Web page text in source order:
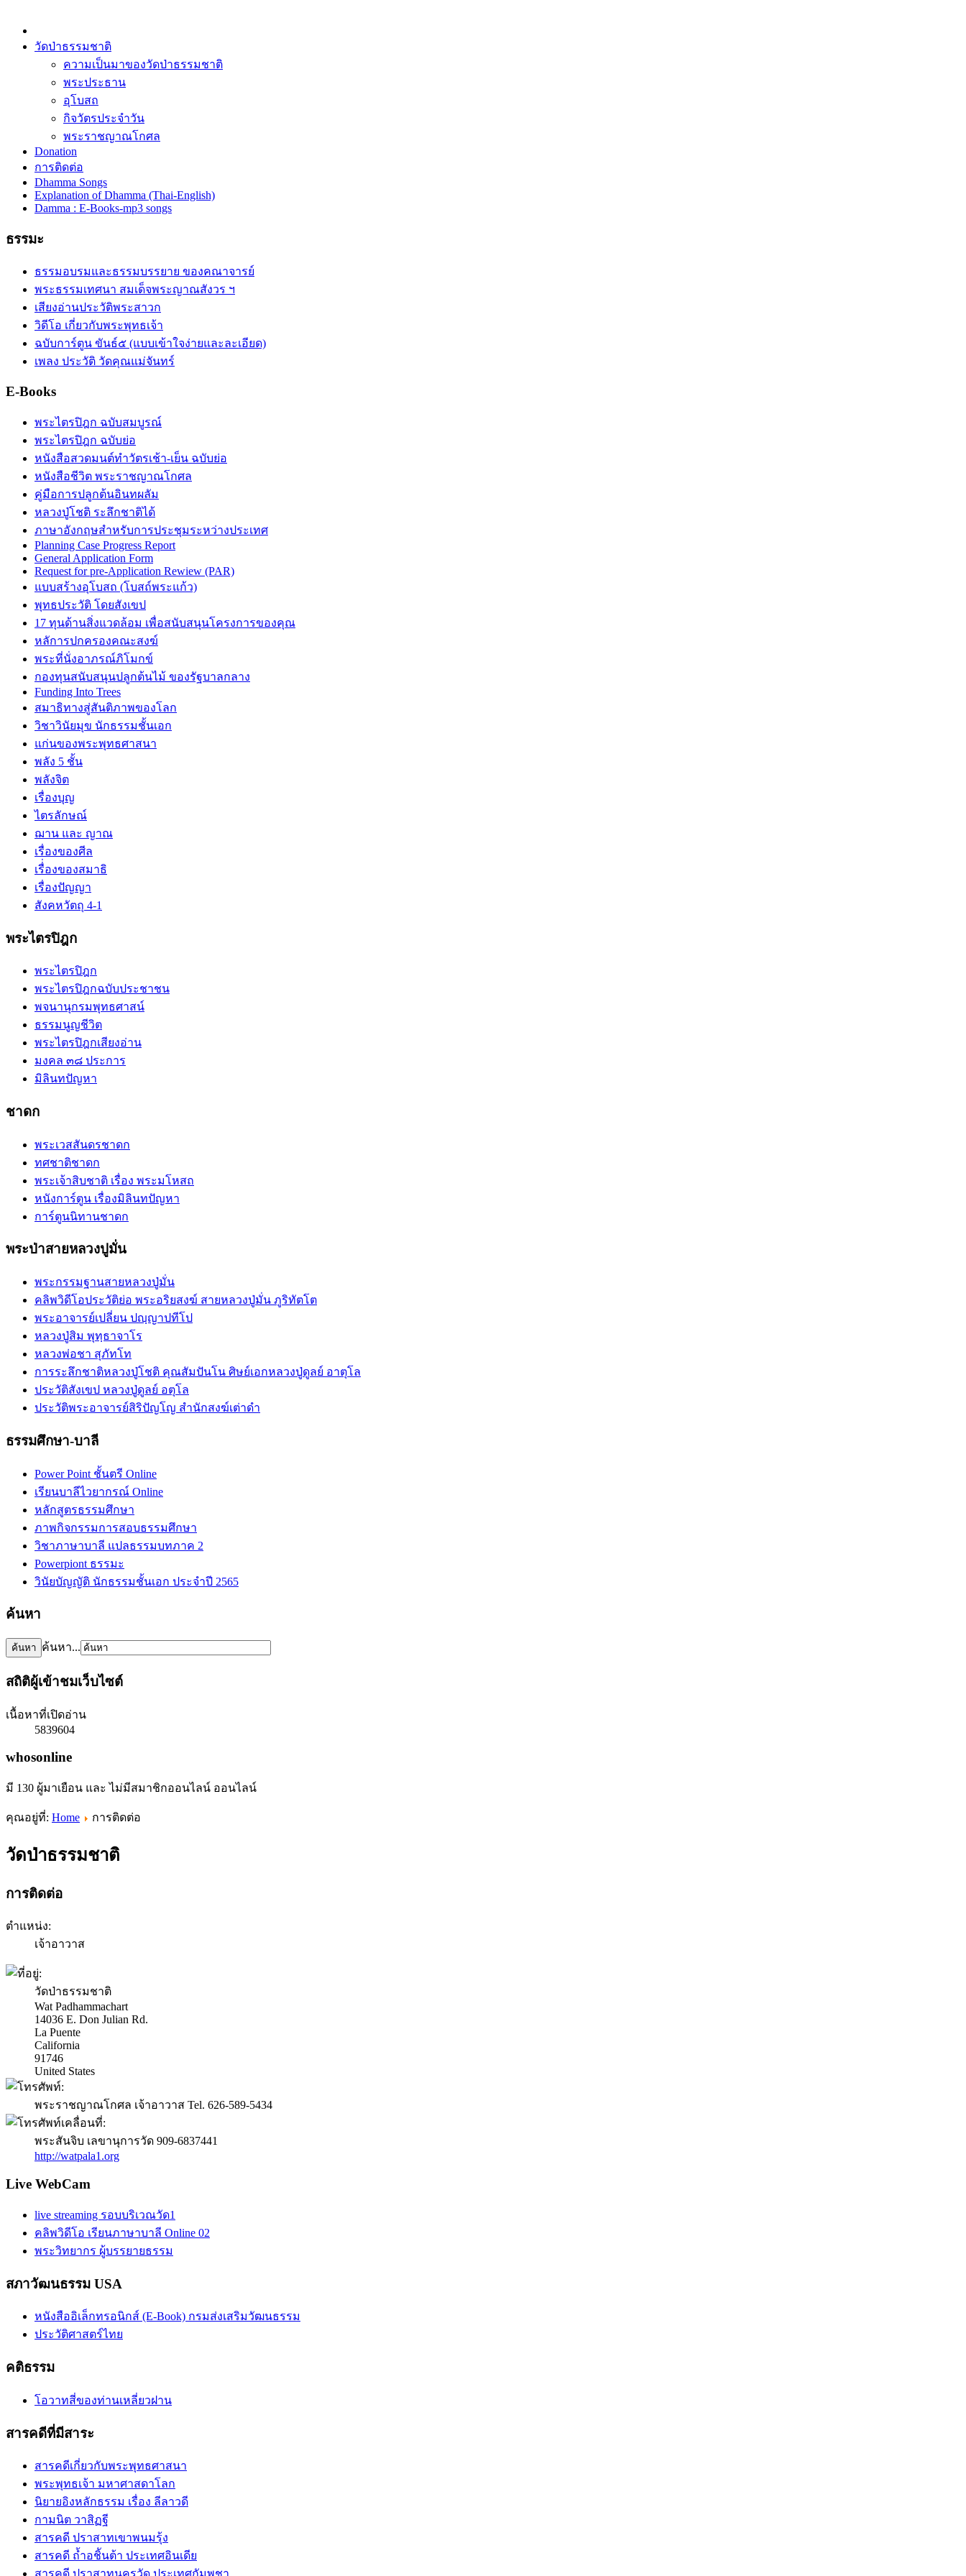
วัดป่าธรรมชาติ
ความเป็นมาของวัดป่าธรรมชาติ
พระประธาน
อุโบสถ
กิจวัตรประจำวัน
พระราชญาณโกศล
Donation
การติดต่อ
Dhamma Songs
Explanation of Dhamma (Thai-English)
Damma : E-Books-mp3 songs
ธรรมะ
ธรรมอบรมและธรรมบรรยาย ของคณาจารย์
พระธรรมเทศนา สมเด็จพระญาณสังวร ฯ
เสียงอ่านประวัติพระสาวก
วิดีโอ เกี่ยวกับพระพุทธเจ้า
ฉบับการ์ตูน ขันธ์๕ (แบบเข้าใจง่ายและละเอียด)
เพลง ประวัติ วัดคุณแม่จันทร์
E-Books
พระไตรปิฎก ฉบับสมบูรณ์
พระไตรปิฎก ฉบับย่อ
หนังสือสวดมนต์ทำวัตรเช้า-เย็น ฉบับย่อ
หนังสือชีวิต พระราชญาณโกศล
คู่มือการปลูกต้นอินทผลัม
หลวงปู่โชติ ระลึกชาติได้
ภาษาอังกฤษสำหรับการประชุมระหว่างประเทศ
Planning Case Progress Report
General Application Form
Request for pre-Application Rewiew (PAR)
แบบสร้างอุโบสถ (โบสถ์พระแก้ว)
พุทธประวัติ โดยสังเขป
17 ทุนด้านสิ่งแวดล้อม เพื่อสนับสนุนโครงการของคุณ
หลัการปกครองคณะสงฆ์
พระที่นั่งอาภรณ์ภิโมกข์
กองทุนสนับสนุนปลูกต้นไม้ ของรัฐบาลกลาง
Funding Into Trees
สมาธิทางสู่สันติภาพของโลก
วิชาวินัยมุข นักธรรมชั้นเอก
แก่นของพระพุทธศาสนา
พลัง 5 ชั้น
พลังจิต
เรื่องบุญ
ไตรลักษณ์
ฌาน และ ญาณ
เรื่องของศีล
เรื่่องของสมาธิ
เรื่องปัญญา
สังคหวัตถุ 4-1
พระไตรปิฎก
พระไตรปิฎก
พระไตรปิฎกฉบับประชาชน
พจนานุกรมพุทธศาสน์
ธรรมนูญชีวิต
พระไตรปิฎกเสียงอ่าน
มงคล ๓๘ ประการ
มิลินทปัญหา
ชาดก
พระเวสสันดรชาดก
ทศชาติชาดก
พระเจ้าสิบชาติ เรื่อง พระมโหสถ
หนังการ์ตูน เรื่องมิลินทปัญหา
การ์ตูนนิทานชาดก
พระป่าสายหลวงปูมั่น
พระกรรมฐานสายหลวงปู่มั่น
คลิพวิดีโอประวัติย่อ พระอริยสงฆ์ สายหลวงปู่มั่น ภูริทัตโต
พระอาจารย์เปลี่ยน ปญฺญาปทีโป
หลวงปู่สิม พุทฺธาจาโร
หลวงพ่อชา สุภัทโท
การระลึกชาติหลวงปู่โชติ คุณสัมปันโน ศิษย์เอกหลวงปู่ดูลย์ อาตุโล
ประวัติสังเขป หลวงปู่ดูลย์ อตุโล
ประวัติ​พระ​อาจารย์​สิริ​ปัญโญ​ สำนัก​สงฆ์​เต่าดำ​
ธรรมศึกษา-บาลี
Power Point ชั้นตรี Online
เรียนบาลีไวยากรณ์ Online
หลักสูตรธรรมศึกษา
ภาพกิจกรรมการสอบธรรมศึกษา
วิชาภาษาบาลี แปลธรรมบทภาค 2
Powerpiont ธรรมะ
วินัยบัญญัติ นักธรรมชั้นเอก ประจำปี 2565
ค้นหา
ค้นหา...
สถิติผู้เข้าชมเว็บไซต์
เนื้อหาที่เปิดอ่าน
5839604
whosonline
มี 130 ผู้มาเยือน และ ไม่มีสมาชิกออนไลน์ ออนไลน์
คุณอยู่ที่: Home การติดต่อ
วัดป่าธรรมชาติ
การติดต่อ
ตำแหน่ง:
เจ้าอาวาส
วัดป่าธรรมชาติ
Wat Padhammachart
14036 E. Don Julian Rd.
La Puente
California
91746
United States
พระราชญาณโกศล เจ้าอาวาส Tel. 626-589-5434
พระสันจิบ เลขานุการวัด 909-6837441
http://watpala1.org
Live WebCam
live streaming รอบบริเวณวัด1
คลิพวิดีโอ เรียนภาษาบาลี Online 02
พระวิทยากร ผู้บรรยายธรรม
สภาวัฒนธรรม USA
หนังสืออิเล็กทรอนิกส์ (E-Book) กรมส่งเสริมวัฒนธรรม
ประวัติศาสตร์ไทย
คติธรรม
โอวาทสี่ของท่านเหลี่ยวฝาน
สารคดีที่มีสาระ
สารคดีเกี่ยวกับพระพุทธศาสนา
พระพุทธเจ้า มหาศาสดาโลก
นิยายอิงหลักธรรม เรื่อง ลีลาวดี
กามนิต วาสิฏฐี
สารคดี ปราสาทเขาพนมรุ้ง
สารคดี ถ้ำอชิันต้า ประเทศอินเดีย